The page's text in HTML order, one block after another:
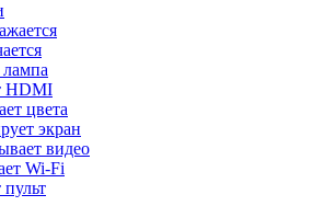
HDMI
цвета
экран
видео
Wi-Fi